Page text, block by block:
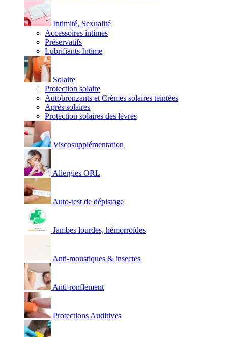
Intimité, Sexualité
Accessoires intimes
Préservatifs
Lubrifiants Intime
Solaire
Protection solaire
Autobronzants et Crèmes solaires teintées
Après solaires
Protection solaires des lèvres
Viscosupplémentation
Allergies ORL
Auto-test de dépistage
Jambes lourdes, hémorroïdes
Anti-moustiques & insectes
Anti-ronflement
Protections Auditives